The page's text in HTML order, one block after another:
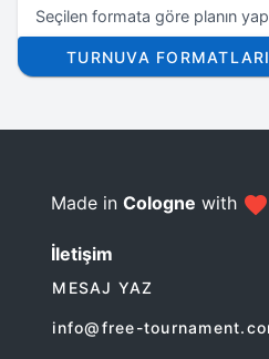
Seçilen formata göre planın
TURNUVA
Made in Cologne with
İletişim
MESAJ YAZ
info@free-